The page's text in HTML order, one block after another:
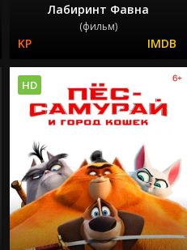
Лабиринт Фавна
(фильм)
HD